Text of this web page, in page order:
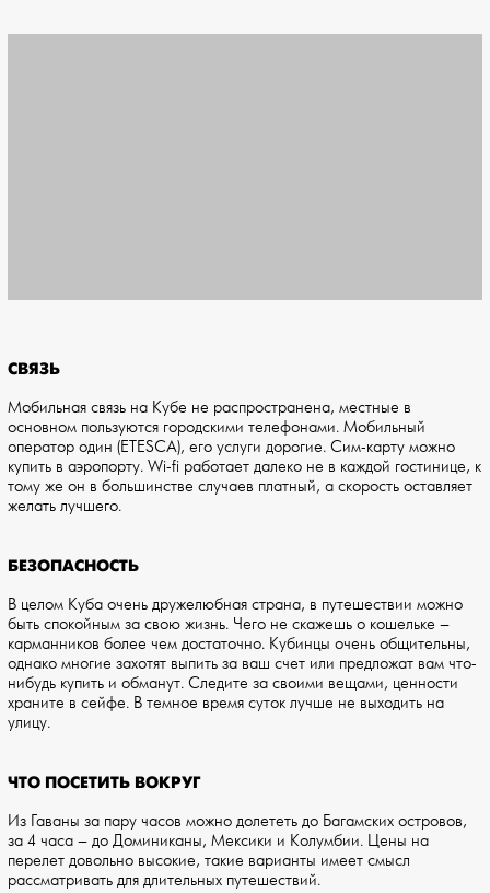
СВЯЗЬ
Мобильная связь на Кубе не распространена, местные в
основном пользуются городскими телефонами. Мобильный
оператор один (ETESCA), его услуги дорогие. Сим-карту можно
купить в аэропорту. Wi-fi работает далеко не в каждой гостинице, к
тому же он в большинстве случаев платный, а скорость оставляет
желать лучшего.
БЕЗОПАСНОСТЬ
В целом Куба очень дружелюбная страна, в путешествии можно
быть спокойным за свою жизнь. Чего не скажешь о кошельке –
карманников более чем достаточно. Кубинцы очень общительны,
однако многие захотят выпить за ваш счет или предложат вам что-
нибудь купить и обманут. Следите за своими вещами, ценности
храните в сейфе. В темное время суток лучше не выходить на
улицу.
ЧТО ПОСЕТИТЬ ВОКРУГ
Из Гаваны за пару часов можно долететь до Багамских островов,
за 4 часа – до Доминиканы, Мексики и Колумбии. Цены на
перелет довольно высокие, такие варианты имеет смысл
рассматривать для длительных путешествий.